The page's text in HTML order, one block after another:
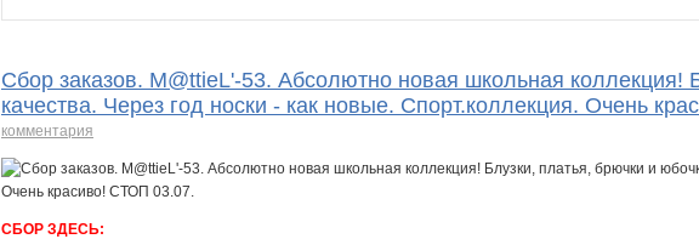
Сбор заказов. M@ttieL'-53. Абсолютно новая школьная коллекция!
качества. Через год носки - как новые. Спорт.коллекция. Очень
комментария
СБОР ЗДЕСЬ: